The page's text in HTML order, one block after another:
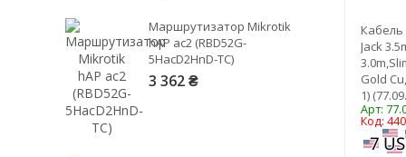
Кабель
Jack
Gold
1)
Арт:
Код:
Маршрутизатор Mikrotik
hAP ac2 (RBD52G-
5HacD2HnD-TC)
3 362 ₴